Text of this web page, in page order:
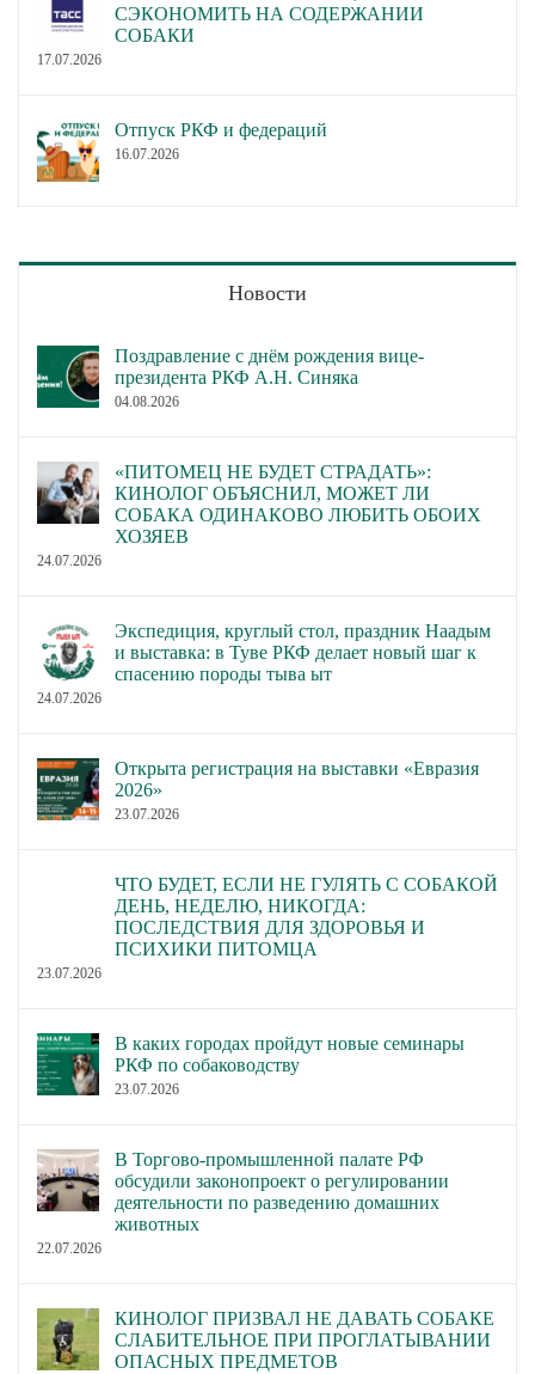
СЭКОНОМИТЬ НА СОДЕРЖАНИИ
СОБАКИ
17.07.2026
Отпуск РКФ и федераций
16.07.2026
Новости
Поздравление с днём рождения вице-
президента РКФ А.Н. Синяка
04.08.2026
«ПИТОМЕЦ НЕ БУДЕТ СТРАДАТЬ»:
КИНОЛОГ ОБЪЯСНИЛ, МОЖЕТ ЛИ
СОБАКА ОДИНАКОВО ЛЮБИТЬ ОБОИХ
ХОЗЯЕВ
24.07.2026
Экспедиция, круглый стол, праздник Наадым
и выставка: в Туве РКФ делает новый шаг к
спасению породы тыва ыт
24.07.2026
Открыта регистрация на выставки «Евразия
2026»
23.07.2026
ЧТО БУДЕТ, ЕСЛИ НЕ ГУЛЯТЬ С СОБАКОЙ
ДЕНЬ, НЕДЕЛЮ, НИКОГДА:
ПОСЛЕДСТВИЯ ДЛЯ ЗДОРОВЬЯ И
ПСИХИКИ ПИТОМЦА
23.07.2026
В каких городах пройдут новые семинары
РКФ по собаководству
23.07.2026
В Торгово-промышленной палате РФ
обсудили законопроект о регулировании
деятельности по разведению домашних
животных
22.07.2026
КИНОЛОГ ПРИЗВАЛ НЕ ДАВАТЬ СОБАКЕ
СЛАБИТЕЛЬНОЕ ПРИ ПРОГЛАТЫВАНИИ
ОПАСНЫХ ПРЕДМЕТОВ